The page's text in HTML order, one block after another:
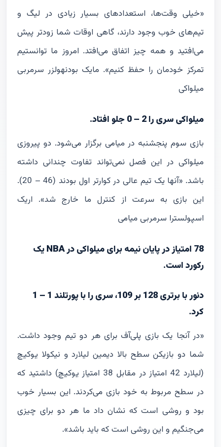
«خیلی وقت‌ها، استعدادهای بسیار زیادی در لیگ و
تیم‌های خوب وجود دارند، گاهی اوقات شما زودتر پیش
می‌افتید و همه چیز اتفاق می‌افتد. امروز ما توانستیم
تمرکز خودمان را حفظ کنیم». مایک بودنهولزر سرمربی
میلواکی
میلواکی سری را 2 – 0 جلو افتاد.
بازی سوم پنجشنبه در میامی برگزار می‌شود. دو پیروزی
میلواکی در این فصل نمی‌تواند تفاوت چندانی داشته
باشد. «آنها یک تیم عالی در کوارتر اول بودند (46 – 20).
این بازی به سرعت از کنترل ما خارج شد». اریک
اسپولسترا سرمربی میامی
78 امتیاز در پایان نیمه برای میلواکی در NBA یک
رکورد است.
دنور با برتری 128 بر 109، سری را با پورتلند 1 – 1
کرد.
«در آنجا یک بازی پلی‌آف برای هر دو تیم وجود داشت.
شما دو بازیکن سطح بالا دیمین لیلارد و نیکولا یوکیچ
(لیلارد 42 امتیاز در مقابل 38 امتیاز یوکیچ) داشتید که
در سطح مربوط به خود بازی می‌کردند. این بسیار خوب
بود و روشی است که نشان داد ما هر دو برای چیزی
می‌جنگیم و این روشی است که باید باشد».